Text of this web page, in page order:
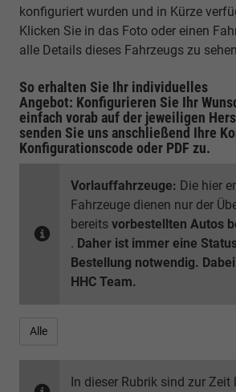
konfiguriert wurden und in Kürze
Klicken Sie in das Foto oder einen
alle Details dieses Fahrzeugs zu
So erhalten Sie Ihr individuelles
Angebot: Konfigurieren Sie Ihr
einfach vorab auf der jeweiligen
senden Sie uns anschließend Ihre
Konfigurationscode oder PDF zu.
Vorlauffahrzeuge: Die hier
Fahrzeuge dienen nur der
bereits vorbestellten Autos
. Daher ist immer eine
Bestellung notwendig.
HHC Team.
Alle
In dieser Rubrik sind zur Zeit